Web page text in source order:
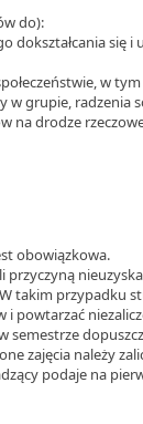
do):
dokształcania się
w tym
grupie, radzenia
na drodze
obowiązkowa.
takim przypadku
powtarzać
semestrze
zajęcia należy
podaje na